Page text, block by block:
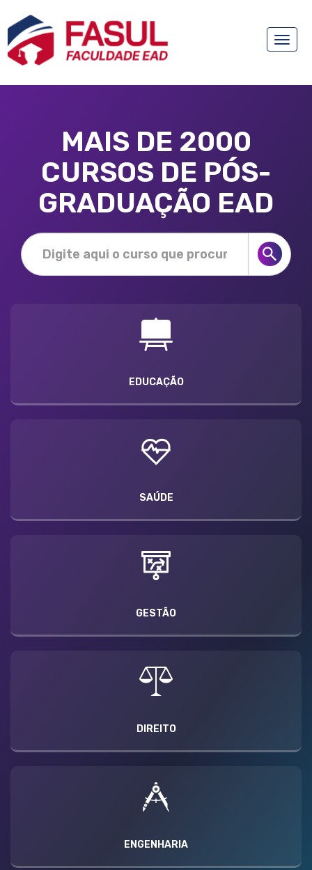
Toggle
MAIS DE 2000
CURSOS DE PÓS-
GRADUAÇÃO EAD
EDUCAÇÃO
SAÚDE
GESTÃO
DIREITO
ENGENHARIA